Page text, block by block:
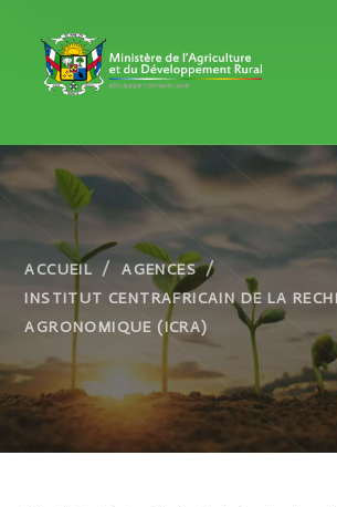
ACCUEIL
AGENCES
INSTITUT CENTRAFRICAIN DE LA
AGRONOMIQUE (ICRA)